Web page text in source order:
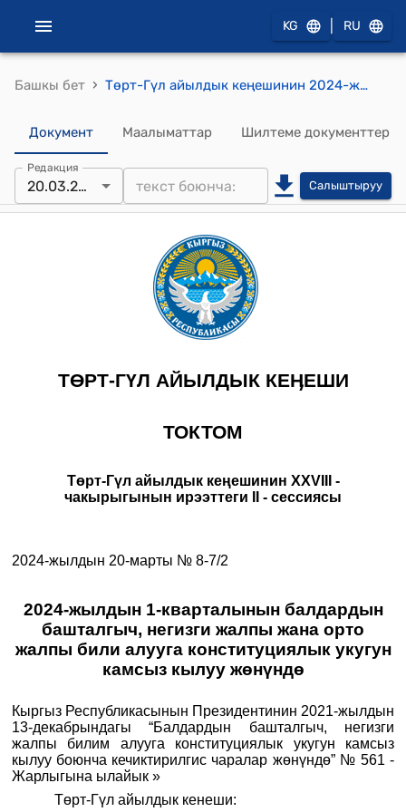
KG RU
Башкы бет › Төрт-Гүл айылдык кеңешинин 2024-жылдын 20-мартындагы № 8-7/2 "2024-жылдын 1-кварталынын балдардын башталгыч, негизги жалпы жана орто жалпы били алууга конституциялык укугун камсыз кылуу жөнүндө" токтому
Документ Маалыматтар Шилтеме документтер
Редакция
20.03.2024 Салыштыруу